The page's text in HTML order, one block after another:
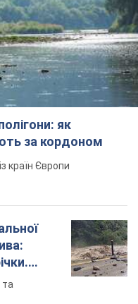
як
за кордоном
країн Європи
та